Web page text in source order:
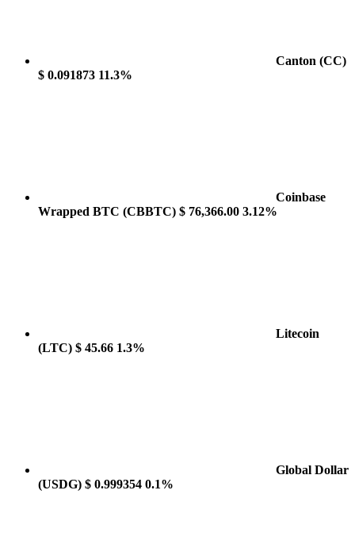
Canton (CC)
$ 0.091873 11.3%
Coinbase
Wrapped BTC (CBBTC) $ 76,366.00 3.12%
Litecoin
(LTC) $ 45.66 1.3%
Global Dollar
(USDG) $ 0.999354 0.1%